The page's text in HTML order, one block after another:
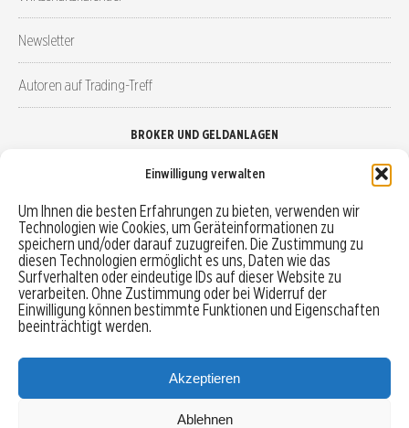
Einwilligung verwalten
Um Ihnen die besten Erfahrungen zu bieten, verwenden wir
Technologien wie Cookies, um Geräteinformationen zu
speichern und/oder darauf zuzugreifen. Die Zustimmung zu
diesen Technologien ermöglicht es uns, Daten wie das
Surfverhalten oder eindeutige IDs auf dieser Website zu
verarbeiten. Ohne Zustimmung oder bei Widerruf der
Einwilligung können bestimmte Funktionen und Eigenschaften
beeinträchtigt werden.
Akzeptieren
Ablehnen
Newsletter
Autoren auf Trading-Treff
BROKER UND GELDANLAGEN
Robo-Advisor vergleichen
Depotvergleich
Festgeld vergleichen
Tagesgeld vergleichen